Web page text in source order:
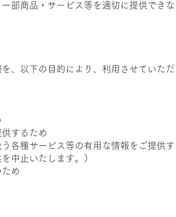
部商品・サービス等を適切に提供でき
、以下の目的により、利用させていた
するため
各種サービス等の有用な情報をご提供
中止いたします。）
め